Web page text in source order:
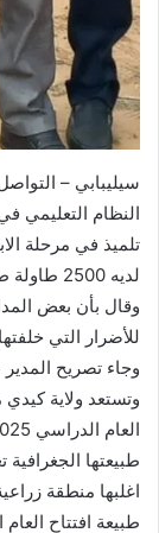
سيليبابي –
تلميذ في مرحلة
لديه 2500 طاولة طلب من الوزارة إصلاحها ولم تصلحها بعد.
وقال بأن بعض
للأضرار التي
وجاء تصريح
وتستعد ولاية كيدي
طبيعتها
اغلبها منطقة
طبيعة افتتاح